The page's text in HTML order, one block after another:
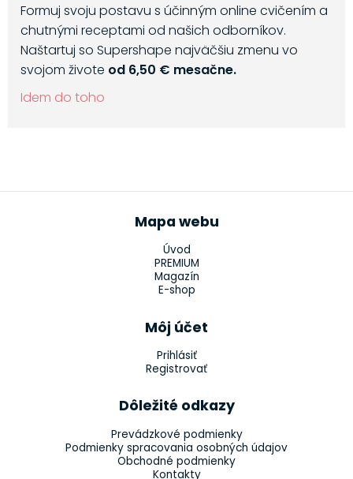
Formuj svoju postavu s účinným online cvičením a
chutnými receptami od našich odborníkov.
Naštartuj so Supershape najväčšiu zmenu vo
svojom živote od 6,50 € mesačne.
Idem do toho
Mapa webu
Úvod
PREMIUM
Magazín
E-shop
Môj účet
Prihlásiť
Registrovať
Dôležité odkazy
Prevádzkové podmienky
Podmienky spracovania osobných údajov
Obchodné podmienky
Kontakty